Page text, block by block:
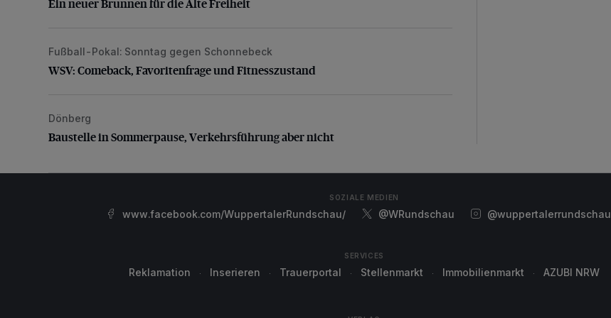
Ein neuer Brunnen für die Alte Freiheit
WSV: Comeback, Favoritenfrage und Fitnesszustand
Fußball-Pokal: Sonntag gegen Schonnebeck
WSV: Comeback, Favoritenfrage und Fitnesszustand
Baustelle in Sommerpause, Verkehrsführung aber nicht
Dönberg
Baustelle in Sommerpause, Verkehrsführung aber nicht
SOZIALE MEDIEN
www.facebook.com/WuppertalerRundschau/ @WRundschau @wuppertalerrundschau
SERVICES
Reklamation Inserieren Trauerportal Stellenmarkt Immobilienmarkt AZUBI NRW